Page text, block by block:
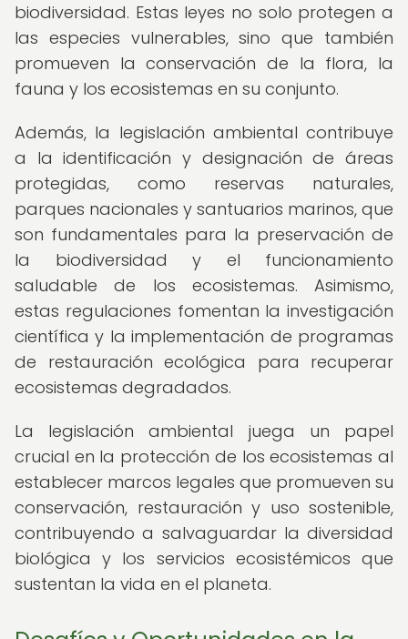
biodiversidad. Estas leyes no solo protegen a
las especies vulnerables, sino que también
promueven la conservación de la flora, la
fauna y los ecosistemas en su conjunto.
Además, la legislación ambiental contribuye
a la identificación y designación de áreas
protegidas, como reservas naturales,
parques nacionales y santuarios marinos, que
son fundamentales para la preservación de
la biodiversidad y el funcionamiento
saludable de los ecosistemas. Asimismo,
estas regulaciones fomentan la investigación
científica y la implementación de programas
de restauración ecológica para recuperar
ecosistemas degradados.
La legislación ambiental juega un papel
crucial en la protección de los ecosistemas al
establecer marcos legales que promueven su
conservación, restauración y uso sostenible,
contribuyendo a salvaguardar la diversidad
biológica y los servicios ecosistémicos que
sustentan la vida en el planeta.